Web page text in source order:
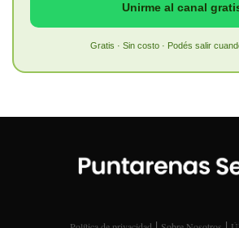
Unirme al canal
Gratis · Sin costo · Podés salir